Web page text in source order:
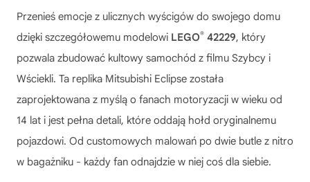
Przenieś emocje z ulicznych wyścigów do swojego domu
dzięki szczegółowemu modelowi LEGO® 42229, który
pozwala zbudować kultowy samochód z filmu Szybcy i
Wściekli. Ta replika Mitsubishi Eclipse została
zaprojektowana z myślą o fanach motoryzacji w wieku od
14 lat i jest pełna detali, które oddają hołd oryginalnemu
pojazdowi. Od customowych malowań po dwie butle z nitro
w bagażniku - każdy fan odnajdzie w niej coś dla siebie.